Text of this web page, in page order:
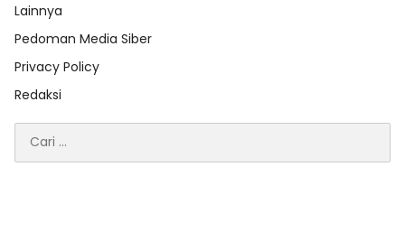
Lainnya
Pedoman Media Siber
Privacy Policy
Redaksi
untuk: